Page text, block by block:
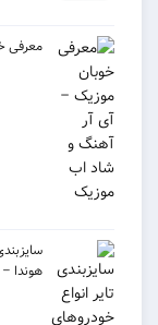
معرفی
هوندا –